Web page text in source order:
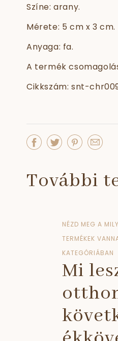
Színe: arany.
Mérete: 5 cm x 3 cm.
Anyaga: fa.
A termék
Cikkszám: snt-
További
NÉZD MEG A
TERMÉKEK
KATEGÓRIÁBAN
Mi